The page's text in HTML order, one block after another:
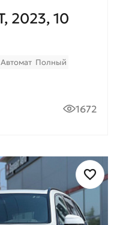
2023, 10
Автомат Полный
1672